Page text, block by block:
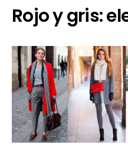
Rojo y gris: